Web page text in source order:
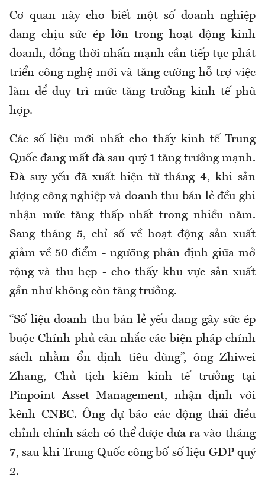
Cơ quan này cho biết một số doanh nghiệp
đang chịu sức ép lớn trong hoạt động kinh
doanh, đồng thời nhấn mạnh cần tiếp tục phát
triển công nghệ mới và tăng cường hỗ trợ việc
làm để duy trì mức tăng trưởng kinh tế phù
hợp.
Các số liệu mới nhất cho thấy kinh tế Trung
Quốc đang mất đà sau quý 1 tăng trưởng mạnh.
Đà suy yếu đã xuất hiện từ tháng 4, khi sản
lượng công nghiệp và doanh thu bán lẻ đều ghi
nhận mức tăng thấp nhất trong nhiều năm.
Sang tháng 5, chỉ số về hoạt động sản xuất
giảm về 50 điểm - ngưỡng phân định giữa mở
rộng và thu hẹp - cho thấy khu vực sản xuất
gần như không còn tăng trưởng.
“Số liệu doanh thu bán lẻ yếu đang gây sức ép
buộc Chính phủ cân nhắc các biện pháp chính
sách nhằm ổn định tiêu dùng”, ông Zhiwei
Zhang, Chủ tịch kiêm kinh tế trưởng tại
Pinpoint Asset Management, nhận định với
kênh CNBC. Ông dự báo các động thái điều
chỉnh chính sách có thể được đưa ra vào tháng
7, sau khi Trung Quốc công bố số liệu GDP quý
2.